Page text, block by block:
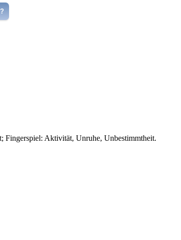
?
Fingerspiel: Aktivität, Unruhe, Unbestimmtheit.